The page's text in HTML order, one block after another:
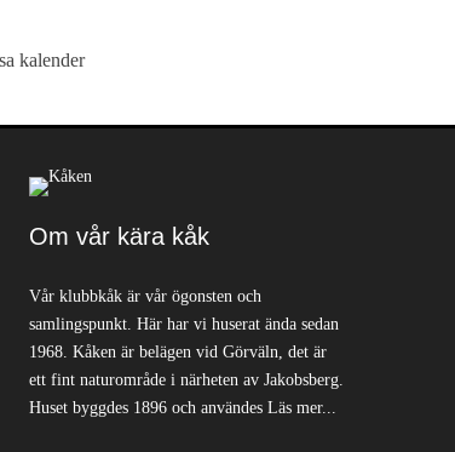
kalender
Om vår kära kåk
Vår klubbkåk är vår ögonsten och
samlingspunkt. Här har vi huserat ända sedan
1968. Kåken är belägen vid Görväln, det är
ett fint naturområde i närheten av Jakobsberg.
Huset byggdes 1896 och användes Läs mer...